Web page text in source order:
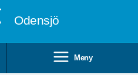
Odensjö
Meny